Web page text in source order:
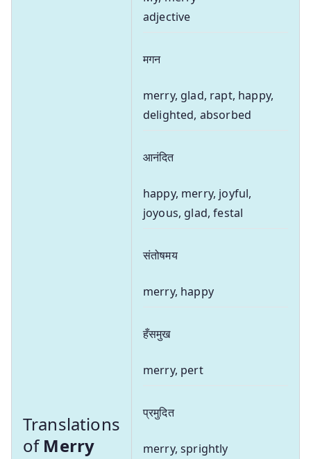
Translations
ofMerry
adjective
मगन
merry, glad, rapt, happy,
delighted, absorbed
आनंदित
happy, merry, joyful,
joyous, glad, festal
संतोषमय
merry, happy
हँसमुख
merry, pert
प्रमुदित
merry, sprightly